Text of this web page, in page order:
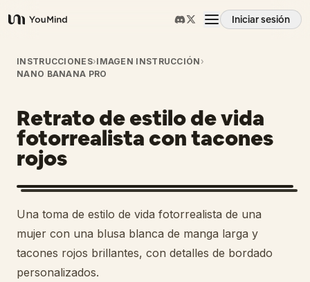
YouMind
Iniciar sesión
Resumen
Habilidades
Prompts
Precios
INSTRUCCIONES›IMAGEN INSTRUCCIÓN ›
NANO BANANA PRO
Retrato de estilo de vida
fotorrealista con tacones
rojos
Una toma de estilo de vida fotorrealista de una
mujer con una blusa blanca de manga larga y
tacones rojos brillantes, con detalles de bordado
personalizados.